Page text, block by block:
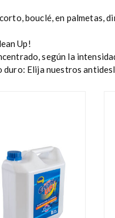
bouclé, en palmetas,
Up!
según la
duro: Elija nuestros